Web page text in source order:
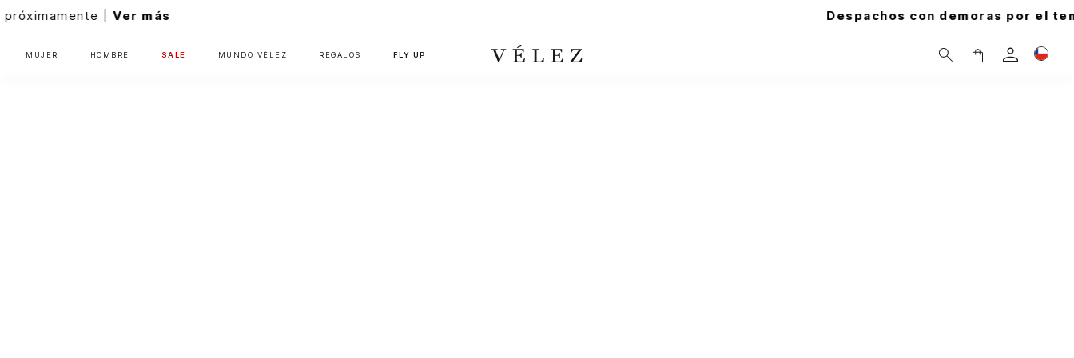
Despachos con demoras por el temporal. Tu pedido está
MUJER HOMBRE SALE MUNDO VÉLEZ REGALOS FLY UP